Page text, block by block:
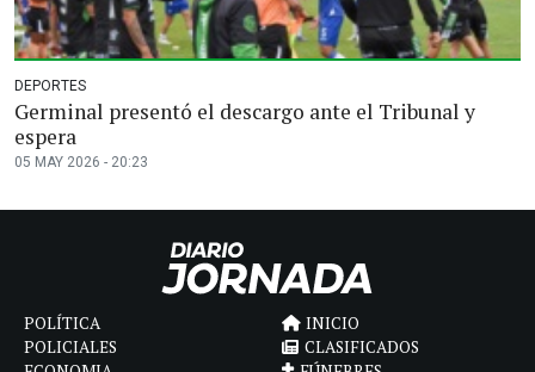
DEPORTES
Germinal presentó el descargo ante el Tribunal y
espera
05 MAY 2026 - 20:23
POLÍTICA
POLICIALES
INICIO
CLASIFICADOS